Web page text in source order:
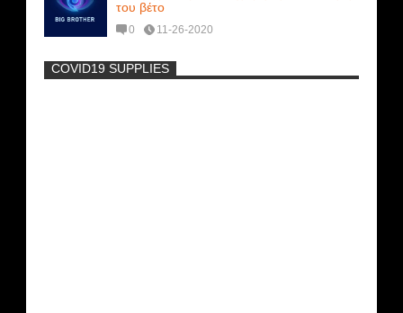
του βέτο
0 11-26-2020
-
COVID19 SUPPLIES